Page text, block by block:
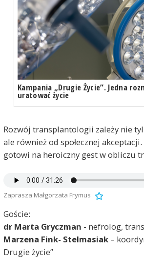
Kampania „Drugie Życie”. Jedna
uratować życie
Rozwój transplantologii zależy nie
ale również od społecznej
gotowi na heroiczny gest w obliczu
Zaprasza Małgorzata Frymus
Goście:
dr Marta Gryczman - nefrolog,
Marzena Fink- Stelmasiak–
Drugie życie”